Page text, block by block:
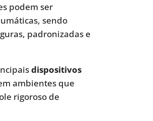
podem ser
sendo
padronizadas e
dispositivos
ambientes que
rigoroso de